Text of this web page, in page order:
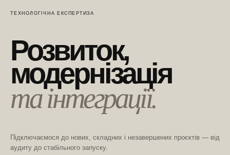
ТЕХНОЛОГІЧНА ЕКСПЕРТИЗА
Розвиток,
модернізація
та інтеграції.
Підключаємося до нових, складних і незавершених проєктів — від
аудиту до стабільного запуску.